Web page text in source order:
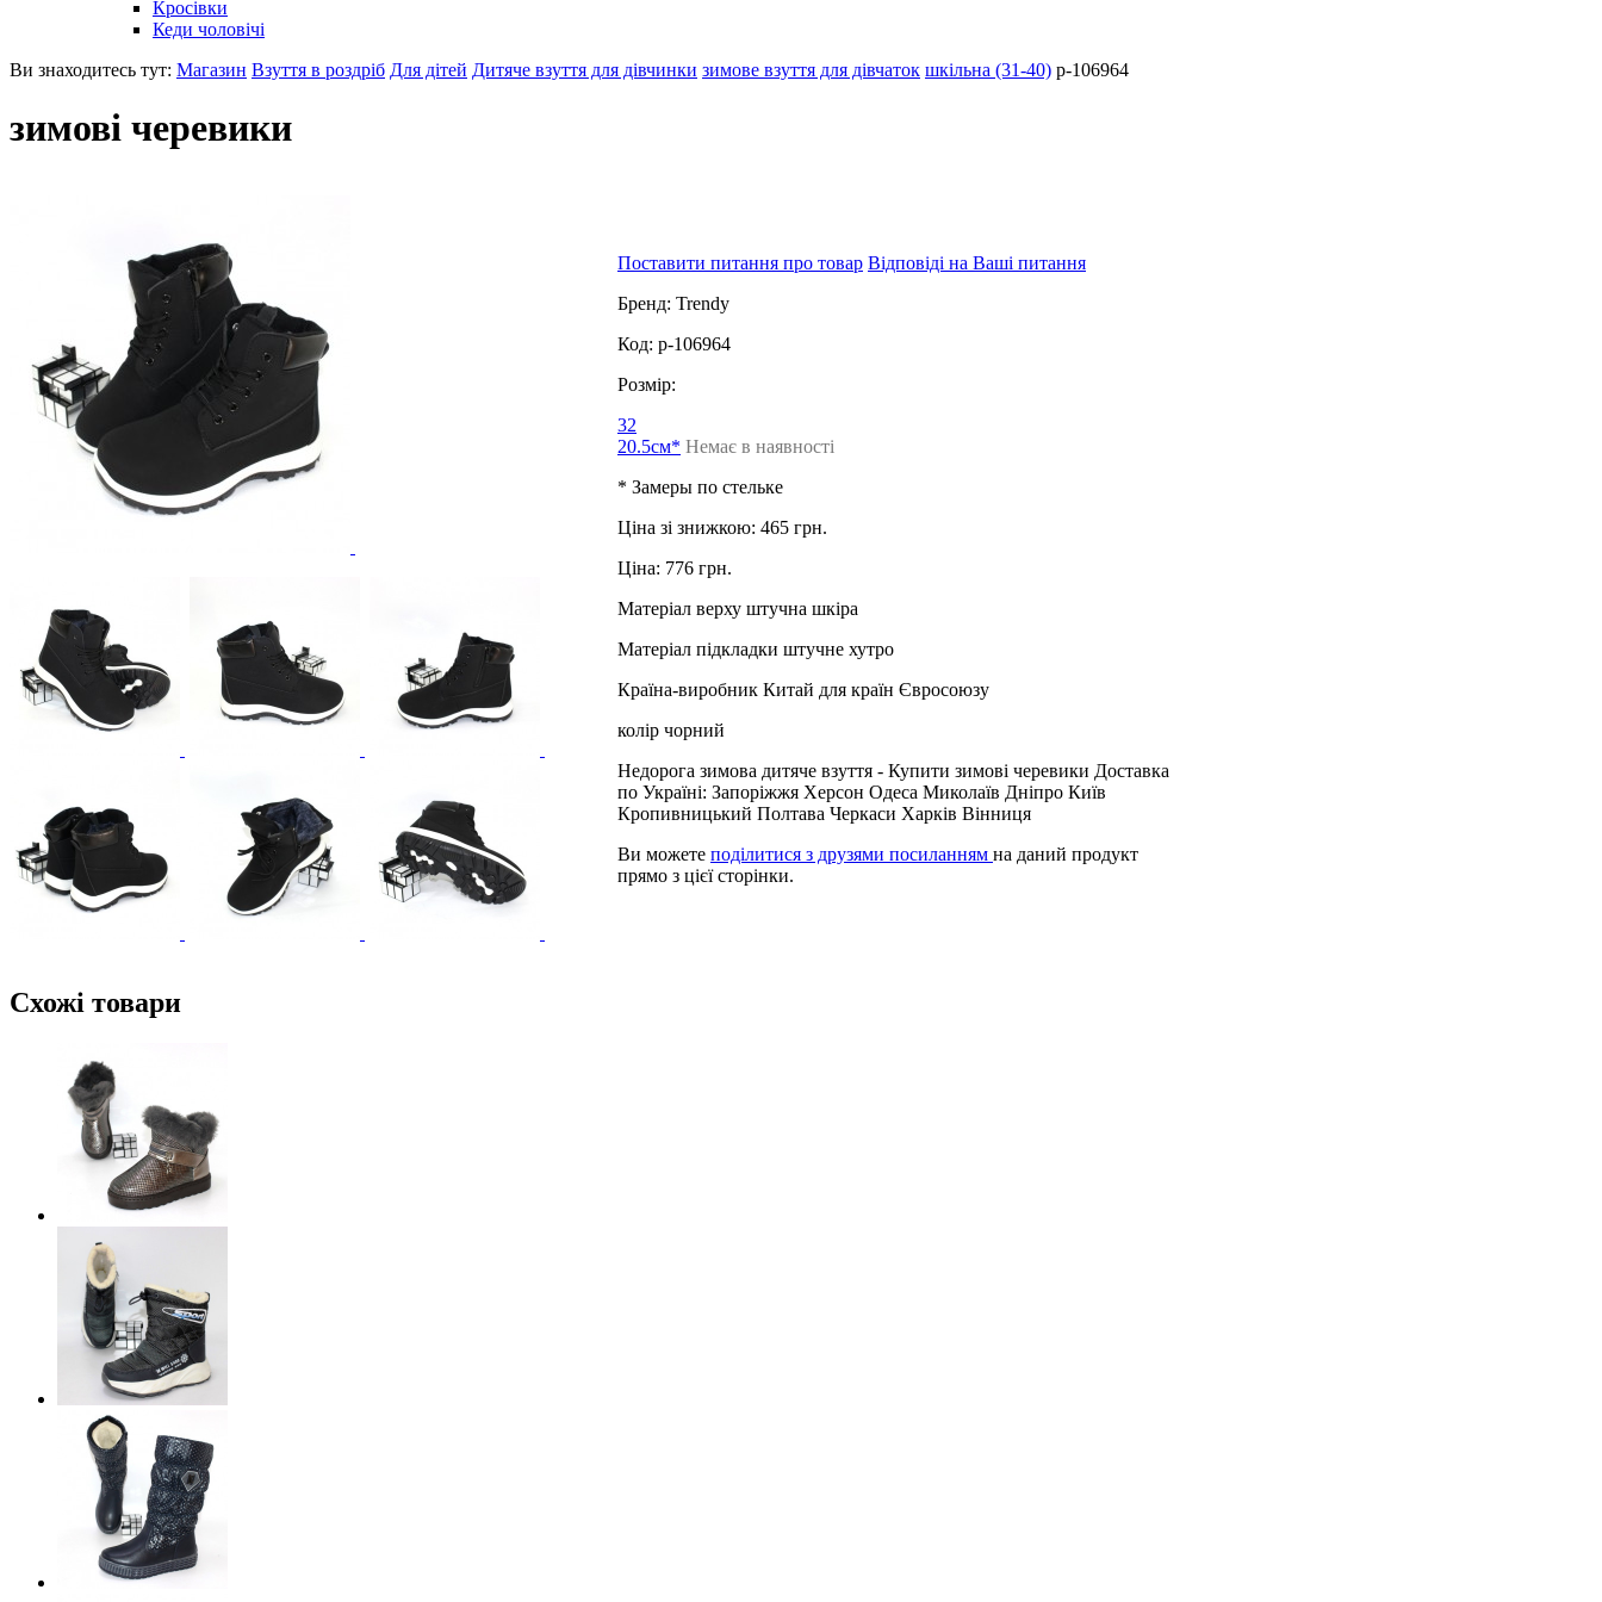
Кросівки
Кеди чоловічі
Ви знаходитесь тут: Магазин Взуття в роздріб Для дітей Дитяче взуття для дівчинки зимове взуття для дівчаток шкільна (31-40) p-106964
зимові черевики
Поставити питання про товар Відповіді на Ваші питання
Бренд: Trendy
Код: p-106964
Розмір:
32
20.5см* Немає в наявності
* Замеры по стельке
Ціна зі знижкою: 465 грн.
Ціна: 776 грн.
Матеріал верху штучна шкіра
Матеріал підкладки штучне хутро
Країна-виробник Китай для країн Євросоюзу
колір чорний
Недорога зимова дитяче взуття - Купити зимові черевики Доставка
по Україні: Запоріжжя Херсон Одеса Миколаїв Дніпро Київ
Кропивницький Полтава Черкаси Харків Вінниця
Ви можете поділитися з друзями посиланням на даний продукт
прямо з цієї сторінки.
Схожі товари